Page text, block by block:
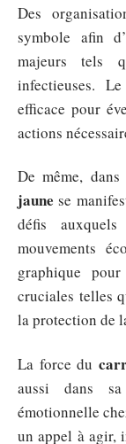
Des
symbole afin
majeurs tels
infectieuses.
efficace pour
actions
De même,
jaune se
défis
mouvements
graphique
cruciales telles
la protection de
La force du
aussi dans
émotionnelle
un appel à agir,